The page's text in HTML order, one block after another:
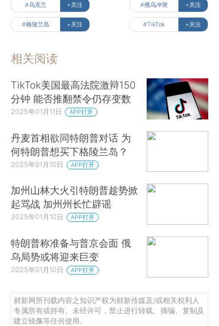
#乌克兰 +关注 #俄乌冲突 +关注
#格陵兰岛 +关注 #TikTok +关注
相关阅读
TikTok美国最高法院激辩150
分钟 能否推翻禁令仍存变数
2025年01月11日 APP打开
丹麦首相欲同特朗普对话 为
何特朗普想买下格陵兰岛？
2025年01月10日 APP打开
加州山林大火引特朗普趁势掀
起骂战 加州州长忙辟谣
2025年01月10日 APP打开
特朗普称准备与普京会面 俄
乌局势或将迎来巨变
2025年01月10日 APP打开
财新网所刊载内容之知识产权为财新传媒及/或相关权利人
专属所有或持有。未经许可，禁止进行转载、摘编、复制及
建立镜像等任何使用。